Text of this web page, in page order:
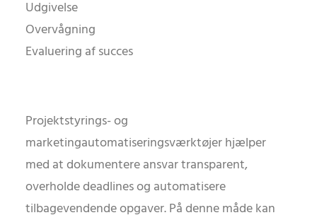
Udgivelse
Overvågning
Evaluering af succes
Projektstyrings- og
marketingautomatiseringsværktøjer hjælper
med at dokumentere ansvar transparent,
overholde deadlines og automatisere
tilbagevendende opgaver. På denne måde kan